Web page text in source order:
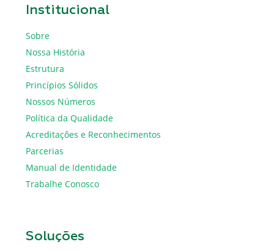
Institucional
Sobre
Nossa História
Estrutura
Princípios Sólidos
Nossos Números
Política da Qualidade
Acreditações e Reconhecimentos
Parcerias
Manual de Identidade
Trabalhe Conosco
Soluções